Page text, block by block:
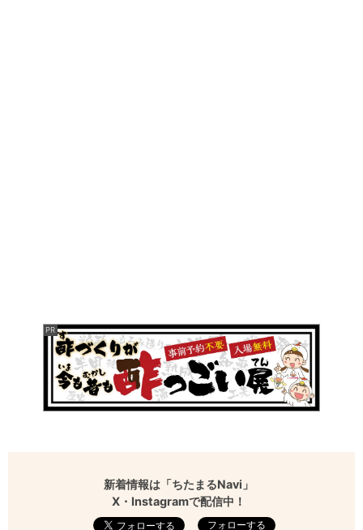
新着情報は「ちたまるNavi」
X・Instagramで配信中！
フォローする